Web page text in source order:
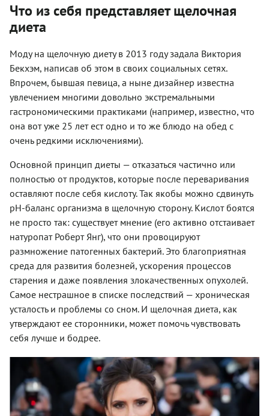
Что из себя представляет щелочная
диета
Моду на щелочную диету в 2013 году задала Виктория
Бекхэм, написав об этом в своих социальных сетях.
Впрочем, бывшая певица, а ныне дизайнер известна
увлечением многими довольно экстремальными
гастрономическими практиками (например, известно, что
она вот уже 25 лет ест одно и то же блюдо на обед с
очень редкими исключениями).
Основной принцип диеты — отказаться частично или
полностью от продуктов, которые после переваривания
оставляют после себя кислоту. Так якобы можно сдвинуть
pH-баланс организма в щелочную сторону. Кислот боятся
не просто так: существует мнение (его активно отстаивает
натуропат Роберт Янг), что они провоцируют
размножение патогенных бактерий. Это благоприятная
среда для развития болезней, ускорения процессов
старения и даже появления злокачественных опухолей.
Самое нестрашное в списке последствий — хроническая
усталость и проблемы со сном. И щелочная диета, как
утверждают ее сторонники, может помочь чувствовать
себя лучше и бодрее.